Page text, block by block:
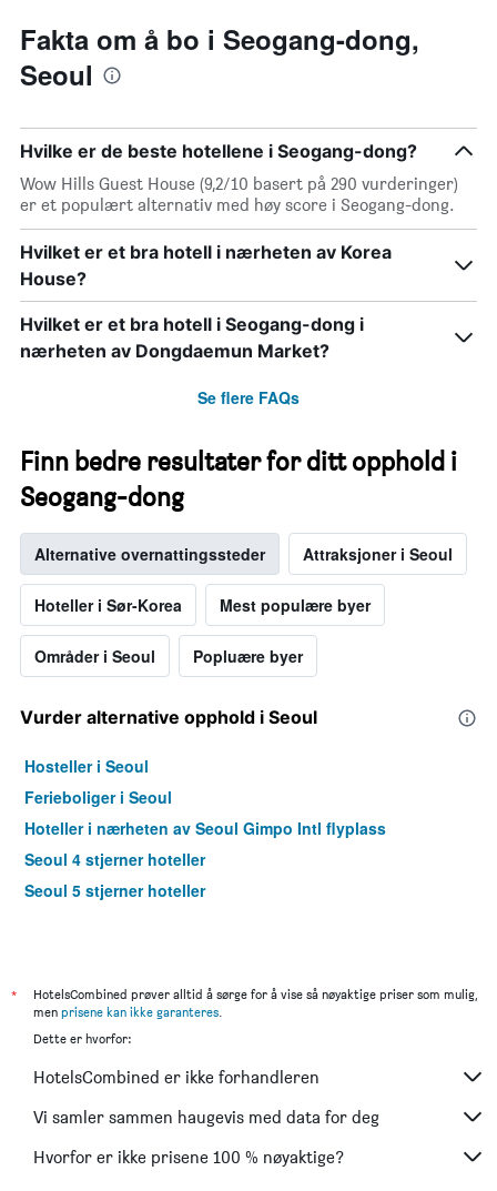
Fakta om å bo i Seogang-dong,
Seoul
Hvilke er de beste hotellene i Seogang-dong?
Wow Hills Guest House (9,2/10 basert på 290 vurderinger)
er et populært alternativ med høy score i Seogang-dong.
Hvilket er et bra hotell i nærheten av Korea
House?
Hvilket er et bra hotell i Seogang-dong i
nærheten av Dongdaemun Market?
Se flere FAQs
Finn bedre resultater for ditt opphold i
Seogang-dong
Alternative overnattingssteder Attraksjoner i Seoul
Hoteller i Sør-Korea Mest populære byer
Områder i Seoul Popluære byer
Vurder alternative opphold i Seoul
Hosteller i Seoul
Ferieboliger i Seoul
Hoteller i nærheten av Seoul Gimpo Intl flyplass
Seoul 4 stjerner hoteller
Seoul 5 stjerner hoteller
*
HotelsCombined prøver alltid å sørge for å vise så nøyaktige priser som mulig,
men prisene kan ikke garanteres.
Dette er hvorfor:
HotelsCombined er ikke forhandleren
Vi samler sammen haugevis med data for deg
Hvorfor er ikke prisene 100 % nøyaktige?